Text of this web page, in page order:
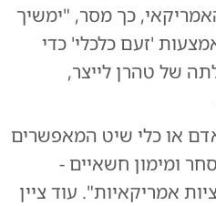
כך מסר, "ימשיך
'זעם כלכלי' כדי
של טהרן לייצר,
או כלי שיט המאפשרים
ומימון חשאיים -
אמריקאיות". עוד ציין